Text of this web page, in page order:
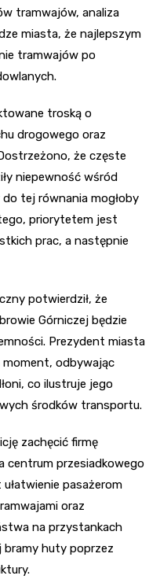
tramwajów, analiza
miasta, że najlepszym
tramwajów po
troską o
drogowego oraz
że częste
niepewność wśród
tej równania mogłoby
priorytetem jest
prac, a następnie
potwierdził, że
Górniczej będzie
Prezydent miasta
moment, odbywając
co ilustruje jego
środków transportu.
zachęcić firmę
centrum przesiadkowego
pasażerom
oraz
na przystankach
bramy huty poprzez